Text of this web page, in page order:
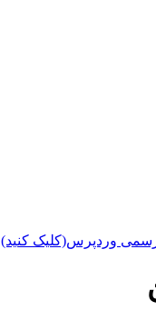
وردپرس(کلیک کنید)